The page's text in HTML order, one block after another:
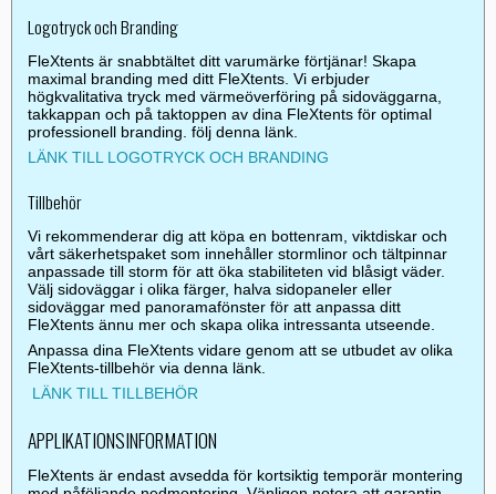
Logotryck och Branding
FleXtents är snabbtältet ditt varumärke förtjänar! Skapa
maximal branding med ditt FleXtents. Vi erbjuder
högkvalitativa tryck med värmeöverföring på sidoväggarna,
takkappan och på taktoppen av dina FleXtents för optimal
professionell branding. följ denna länk.
LÄNK TILL LOGOTRYCK OCH BRANDING
Tillbehör
Vi rekommenderar dig att köpa en bottenram, viktdiskar och
vårt säkerhetspaket som innehåller stormlinor och tältpinnar
anpassade till storm för att öka stabiliteten vid blåsigt väder.
Välj sidoväggar i olika färger, halva sidopaneler eller
sidoväggar med panoramafönster för att anpassa ditt
FleXtents ännu mer och skapa olika intressanta utseende.
Anpassa dina FleXtents vidare genom att se utbudet av olika
FleXtents-tillbehör via denna länk.
LÄNK TILL TILLBEHÖR
APPLIKATIONSINFORMATION
FleXtents är endast avsedda för kortsiktig temporär montering